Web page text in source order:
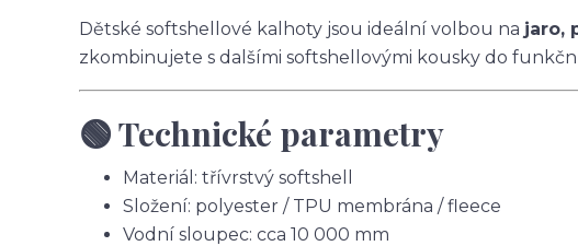
Dětské softshellové kalhoty jsou ideální volbou na jaro,
zkombinujete s dalšími softshellovými kousky do
🟢 Technické parametry
Materiál: třívrstvý softshell
Složení: polyester / TPU membrána / fleece
Vodní sloupec: cca 10 000 mm